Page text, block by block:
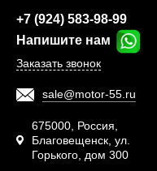
+7 (924) 583-98-99
Напишите нам
Заказать звонок
sale@motor-55.ru
675000, Россия,
Благовещенск, ул.
Горького, дом 300